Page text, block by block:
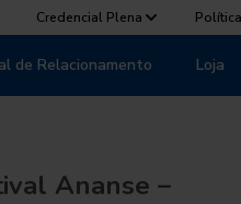
Credencial Plena
de Relacionamento Loja
Ananse –